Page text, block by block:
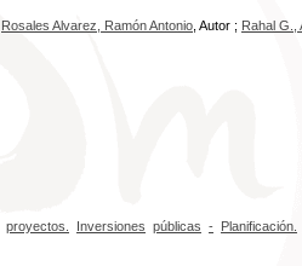
Rosales Alvarez, Ramón Antonio , Autor ; Rahal G.,
proyectos. Inversiones públicas - Planificación.